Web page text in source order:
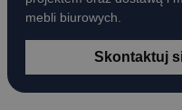
mebli biurowych.
Skontaktuj